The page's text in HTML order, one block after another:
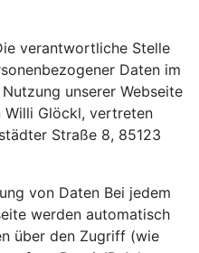
verantwortliche Stelle
Daten im
unserer Webseite
Willi Glöckl, vertreten
Straße 8, 85123
von Daten Bei jedem
werden automatisch
über den Zugriff (wie